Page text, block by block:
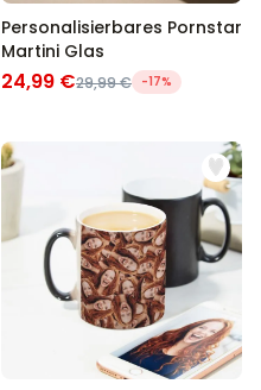
Personalisierbares Pornstar
Martini Glas
24,99 €29,99 € -17%